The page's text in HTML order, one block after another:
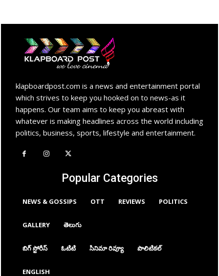
klapboardpost.com is a news and entertainment portal
which strives to keep you hooked on to news-as it
happens. Our team aims to keep you abreast with
whatever is making headlines across the world including
politics, business, sports, lifestyle and entertainment.
Popular Categories
NEWS & GOSSIPS OTT REVIEWS POLITICS
GALLERY తెలుగు
బిగ్ స్టోరీస్ ఓటిటి సినిమా రివ్యూ పొలిటికల్
ENGLISH